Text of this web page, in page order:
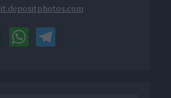
it.depositphotos.com